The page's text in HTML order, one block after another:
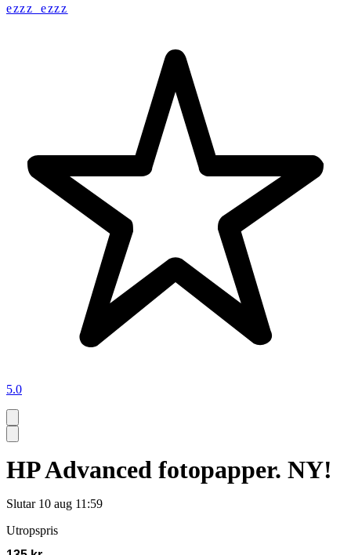
ezzz_ezzz
5.0
HP Advanced fotopapper. NY!
Slutar 10 aug 11:59
Utropspris